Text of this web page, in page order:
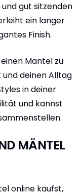
gut sitzenden
ein langer
Finish.
Mantel zu
deinen Alltag
in deiner
und kannst
MÄNTEL
online kaufst,